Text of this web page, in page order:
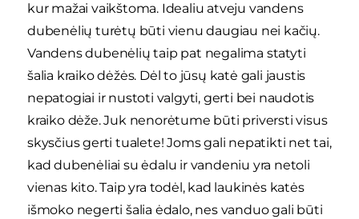
kur mažai vaikštoma. Idealiu atveju vandens
dubenėlių turėtų būti vienu daugiau nei kačių.
Vandens dubenėlių taip pat negalima statyti
šalia kraiko dėžės. Dėl to jūsų katė gali jaustis
nepatogiai ir nustoti valgyti, gerti bei naudotis
kraiko dėže. Juk nenorėtume būti priversti visus
skysčius gerti tualete! Joms gali nepatikti net tai,
kad dubenėliai su ėdalu ir vandeniu yra netoli
vienas kito. Taip yra todėl, kad laukinės katės
išmoko negerti šalia ėdalo, nes vanduo gali būti